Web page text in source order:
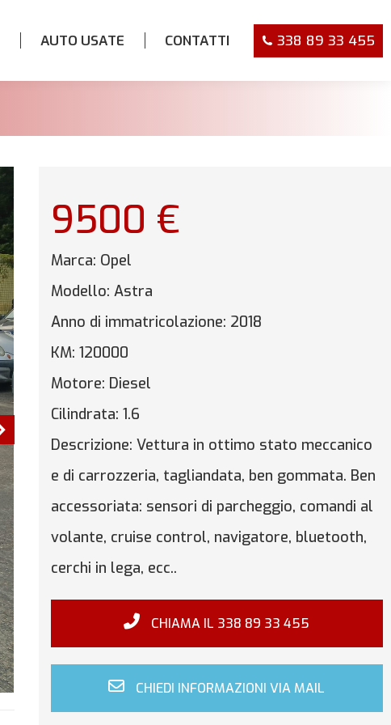
AUTO USATE CONTATTI 338 89 33 455
9500 €
Marca: Opel
Modello: Astra
Anno di immatricolazione: 2018
KM: 120000
Motore: Diesel
Cilindrata: 1.6
Descrizione: Vettura in ottimo stato meccanico
e di carrozzeria, tagliandata, ben gommata. Ben
accessoriata: sensori di parcheggio, comandi al
volante, cruise control, navigatore, bluetooth,
cerchi in lega, ecc..
CHIAMA IL 338 89 33 455
CHIEDI INFORMAZIONI VIA MAIL